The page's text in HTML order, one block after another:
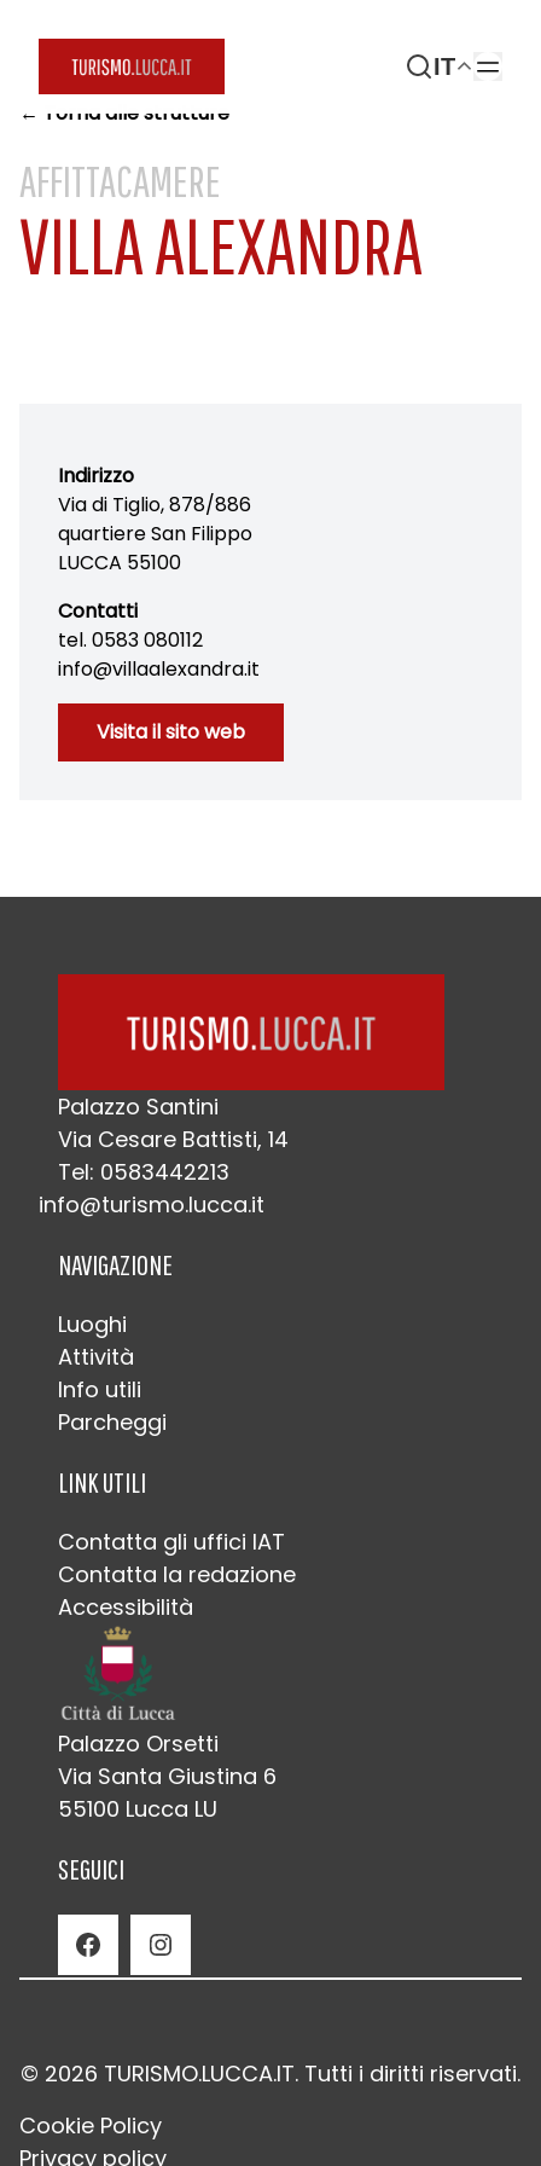
IT
← Torna alle strutture
AFFITTACAMERE
VILLA ALEXANDRA
Indirizzo
Via di Tiglio, 878/886
quartiere San Filippo
LUCCA 55100
Contatti
tel. 0583 080112
info@villaalexandra.it
Visita il sito web
Palazzo Santini
Via Cesare Battisti, 14
Tel: 0583442213
info@turismo.lucca.it
NAVIGAZIONE
Luoghi
Attività
Info utili
Parcheggi
LINK UTILI
Contatta gli uffici IAT
Contatta la redazione
Accessibilità
Palazzo Orsetti
Via Santa Giustina 6
55100 Lucca LU
SEGUICI
Facebook Instagram
© 2026 TURISMO.LUCCA.IT. Tutti i diritti riservati.
Cookie Policy
Privacy policy